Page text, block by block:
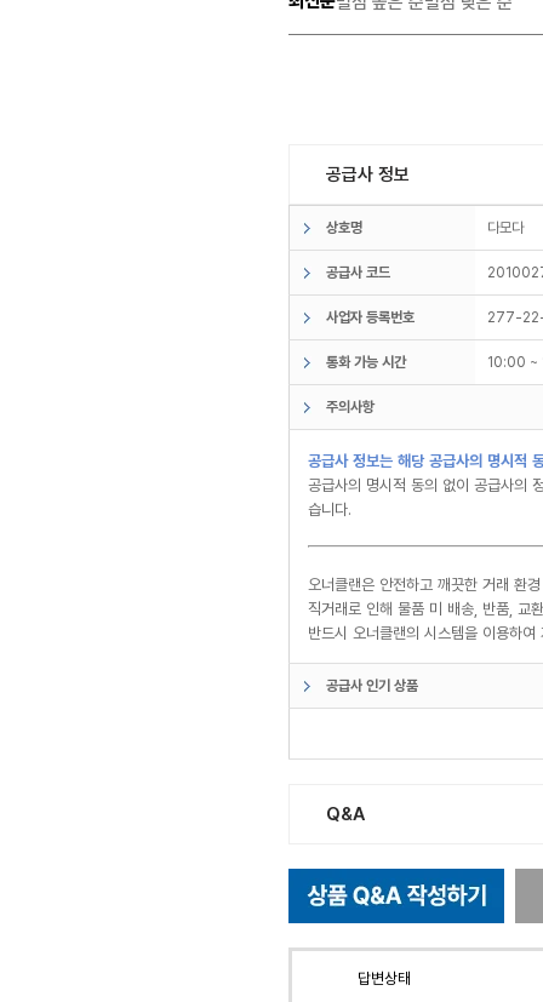
공급사 정보
상호명 다모다
공급사 코드
사업자 등록번호 277-
통화 가능 시간 10:00
주의사항
공급사 정보는 해당 공급사의 명시적
공급사의 명시적 동의 없이 공급사의
습니다.
오너클랜은 안전하고 깨끗한 거래 환
직거래로 인해 물품 미 배송, 반품, 교
반드시 오너클랜의 시스템을 이용하
공급사 인기 상품
Q&A
답변상태